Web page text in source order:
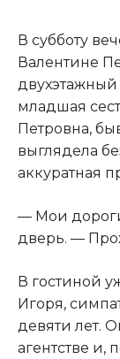
В субботу
Валентине
младшая
Петровна,
выглядела
аккуратная
— Мои
дверь. —
В гостиной
Игоря,
девяти лет.
агентстве